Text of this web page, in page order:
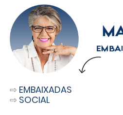
⇨ EMBAIXADAS
⇨ SOCIAL